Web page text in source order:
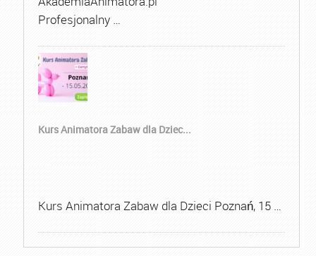
Profesjonalny …
Kurs Animatora Zabaw dla Dziec...
Kurs Animatora Zabaw dla Dzieci Poznań, 15 …